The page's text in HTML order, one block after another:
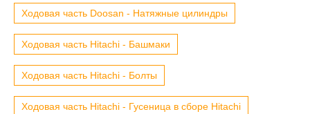
Ходовая часть Doosan - Натяжные цилиндры
Ходовая часть Hitachi - Башмаки
Ходовая часть Hitachi - Болты
Ходовая часть Hitachi - Гусеница в сборе Hitachi